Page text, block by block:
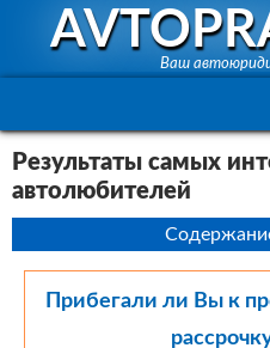
Ваш
Результаты самых
автолюбителей
Прибегали ли Вы к